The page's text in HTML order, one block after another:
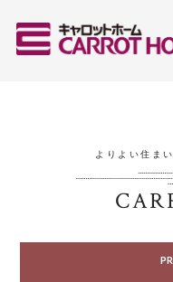
よりよい住ま